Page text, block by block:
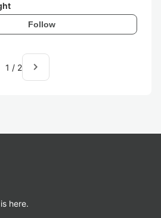
Follow
1 / 2 navigate_next
here.